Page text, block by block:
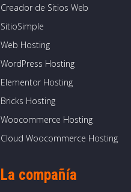
Creador de Sitios Web
SitioSimple
Web Hosting
WordPress Hosting
Elementor Hosting
Bricks Hosting
Woocommerce Hosting
Cloud Woocommerce Hosting
La compañía